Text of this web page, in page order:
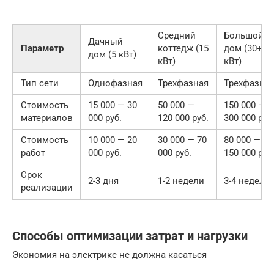
Параметр
Дачный
дом (5 кВт)
Средний
коттедж (15
кВт)
Большой
дом (30+
кВт)
Тип сети
Однофазная Трехфазная
Трехфазная
Стоимость
материалов
15 000 — 30
000 руб.
50 000 —
120 000 руб.
150 000 —
300 000 руб.
Стоимость
работ
10 000 — 20
000 руб.
30 000 — 70
000 руб.
80 000 —
150 000 руб.
Срок
реализации
2-3 дня 1-2 недели 3-4 недели
Способы оптимизации затрат и нагрузки
Экономия на электрике не должна касаться